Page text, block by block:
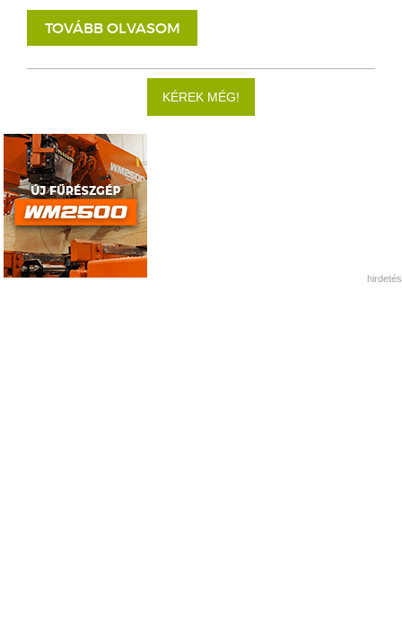
TOVÁBB OLVASOM
KÉREK MÉG!
hirdetés